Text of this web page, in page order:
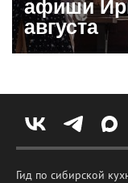
афиши
августа
Гид по сибирской